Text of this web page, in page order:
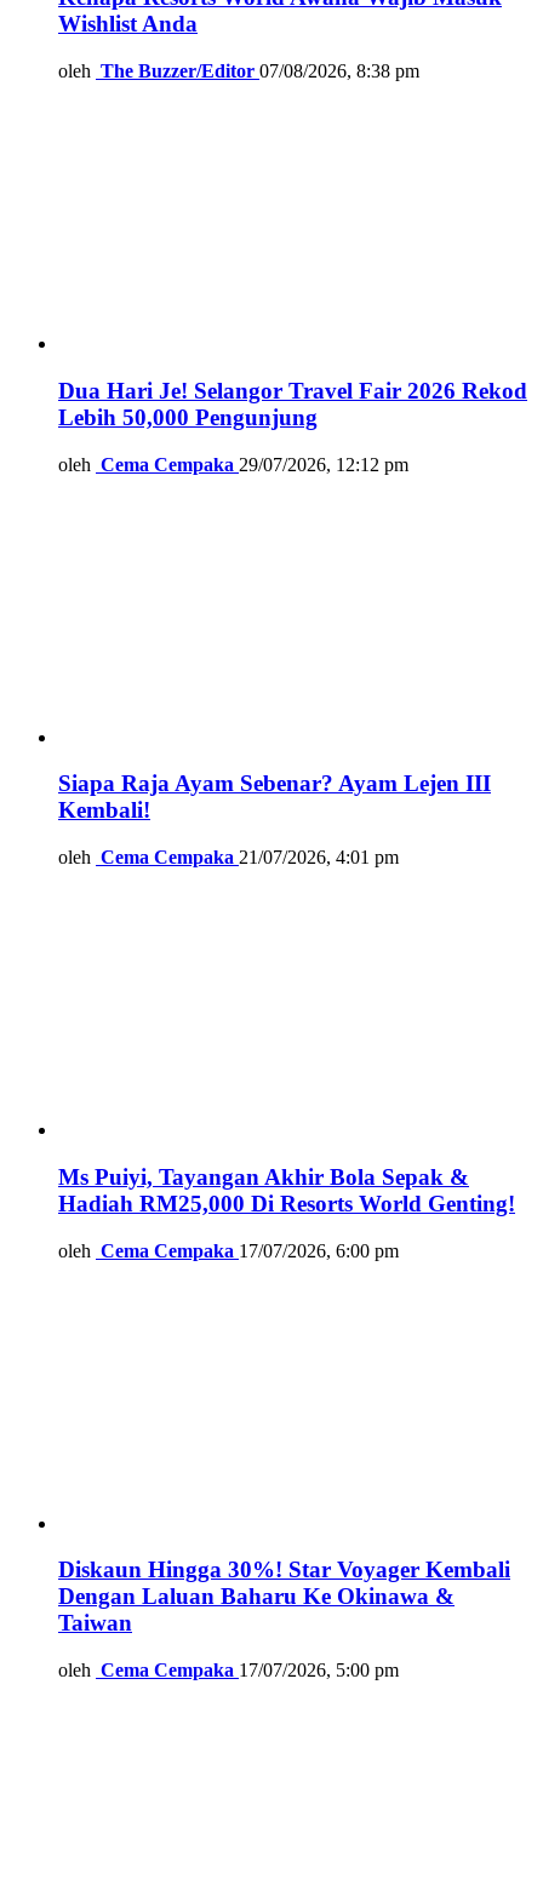
Wishlist Anda
oleh The Buzzer/Editor 07/08/2026, 8:38 pm
Dua Hari Je! Selangor Travel Fair 2026 Rekod
Lebih 50,000 Pengunjung
oleh Cema Cempaka 29/07/2026, 12:12 pm
Siapa Raja Ayam Sebenar? Ayam Lejen III
Kembali!
oleh Cema Cempaka 21/07/2026, 4:01 pm
Ms Puiyi, Tayangan Akhir Bola Sepak &
Hadiah RM25,000 Di Resorts World Genting!
oleh Cema Cempaka 17/07/2026, 6:00 pm
Diskaun Hingga 30%! Star Voyager Kembali
Dengan Laluan Baharu Ke Okinawa &
Taiwan
oleh Cema Cempaka 17/07/2026, 5:00 pm